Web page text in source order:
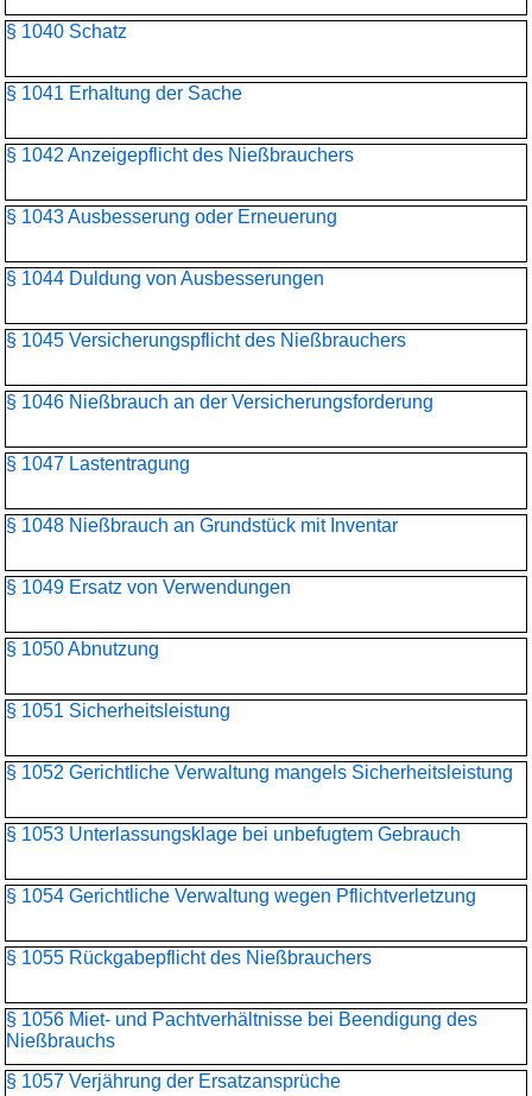
§ 1040 Schatz
§ 1041 Erhaltung der Sache
§ 1042 Anzeigepflicht des Nießbrauchers
§ 1043 Ausbesserung oder Erneuerung
§ 1044 Duldung von Ausbesserungen
§ 1045 Versicherungspflicht des Nießbrauchers
§ 1046 Nießbrauch an der Versicherungsforderung
§ 1047 Lastentragung
§ 1048 Nießbrauch an Grundstück mit Inventar
§ 1049 Ersatz von Verwendungen
§ 1050 Abnutzung
§ 1051 Sicherheitsleistung
§ 1052 Gerichtliche Verwaltung mangels Sicherheitsleistung
§ 1053 Unterlassungsklage bei unbefugtem Gebrauch
§ 1054 Gerichtliche Verwaltung wegen Pflichtverletzung
§ 1055 Rückgabepflicht des Nießbrauchers
§ 1056 Miet- und Pachtverhältnisse bei Beendigung des
Nießbrauchs
§ 1057 Verjährung der Ersatzansprüche